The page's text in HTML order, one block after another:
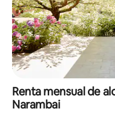
Renta mensual de
Narambai